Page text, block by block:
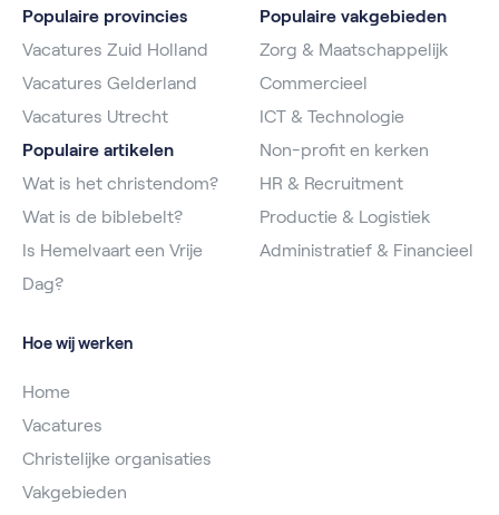
Populaire provincies
Vacatures Zuid Holland
Vacatures Gelderland
Vacatures Utrecht
Populaire artikelen
Wat is het christendom?
Wat is de biblebelt?
Is Hemelvaart een Vrije
Dag?
Populaire vakgebieden
Zorg & Maatschappelijk
Commercieel
ICT & Technologie
Non-profit en kerken
HR & Recruitment
Productie & Logistiek
Administratief & Financieel
Hoe wij werken
Home
Vacatures
Christelijke organisaties
Vakgebieden